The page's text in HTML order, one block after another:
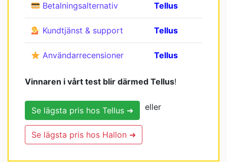
Betalningsalternativ Tellus
Kundtjänst & support Tellus
Användarrecensioner Tellus
Vinnaren i vårt test blir därmed Tellus!
Se lägsta pris hos Tellus ➜ eller
Se lägsta pris hos Hallon ➜